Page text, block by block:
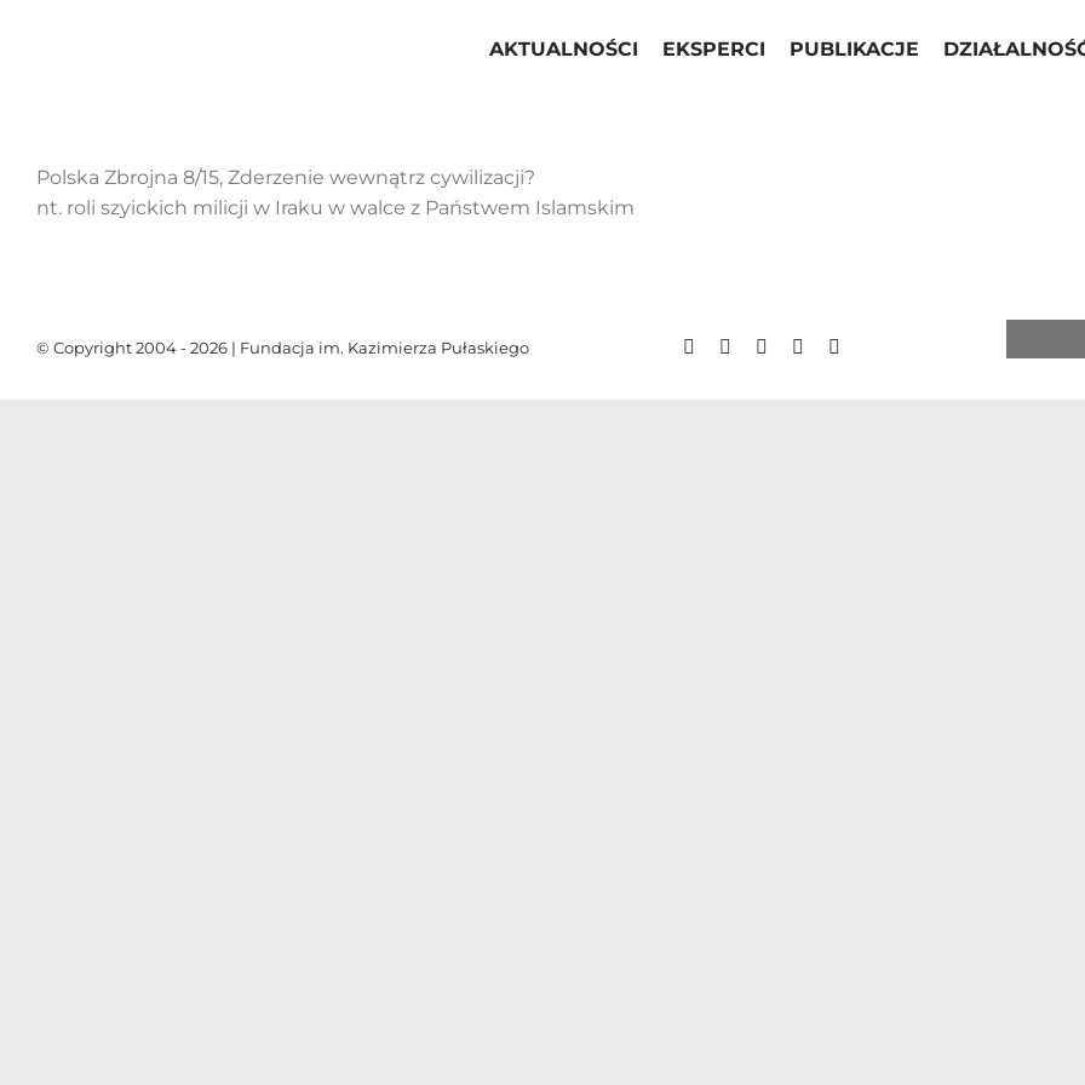
AKTUALNOŚCI EKSPERCI PUBLIKACJE
Polska Zbrojna 8/15, Zderzenie wewnątrz cywilizacji?
nt. roli szyickich milicji w Iraku w walce z Państwem Islamskim
© Copyright 2004 - 2026 | Fundacja im. Kazimierza Pułaskiego